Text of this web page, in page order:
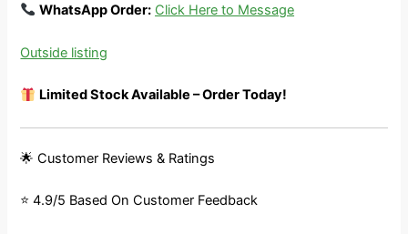
WhatsApp Order: Click Here to Message
Outside listing
Limited Stock Available – Order Today!
🌟 Customer Reviews & Ratings
⭐ 4.9/5 Based On Customer Feedback